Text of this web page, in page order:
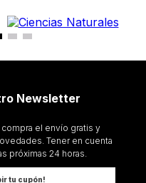
Newsletter
el envío gratis y
Tener en cuenta
próximas 24 horas.
tu cupón!